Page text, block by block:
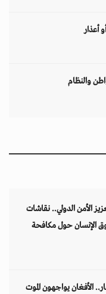
أعذار
والنظام
الأمن الدولي.. نقاشات
حول مكافحة
الأفغان يواجهون الموت